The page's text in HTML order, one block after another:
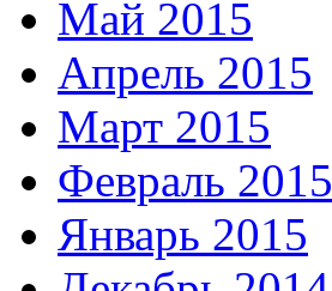
Май 2015
Апрель 2015
Март 2015
Февраль 2015
Январь 2015